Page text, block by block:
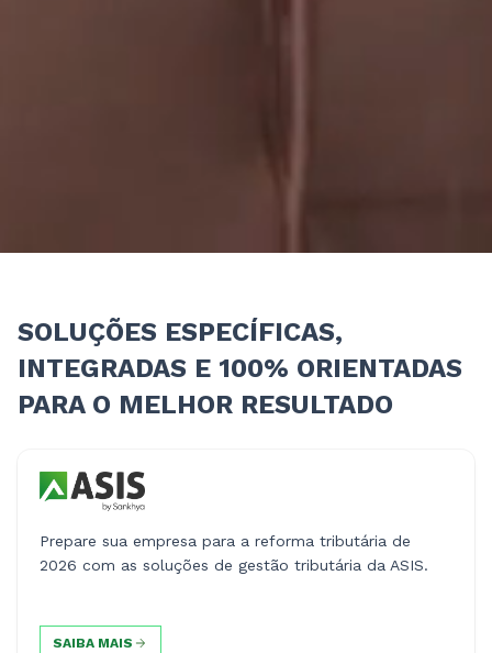
SOLUÇÕES ESPECÍFICAS,
INTEGRADAS E 100% ORIENTADAS
PARA O MELHOR RESULTADO
Prepare sua empresa para a reforma tributária de
2026 com as soluções de gestão tributária da ASIS.
SAIBA MAIS